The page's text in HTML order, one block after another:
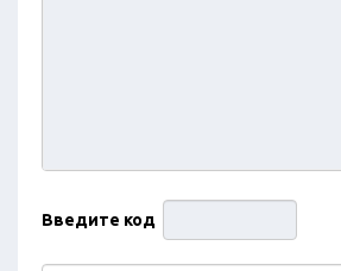
Введите код